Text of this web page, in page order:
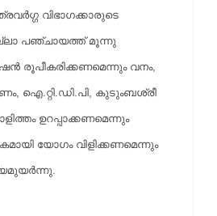
വിഭാഗക്കാരുടെ
പഞ്ചായത്ത് മൂന്നു
രൂപീകരിക്കണമെന്നും വനം,
ഐ.റ്റി.ഡി.പി, കുടുംബശ്രീ
ഉറപ്പാക്കണമെന്നും
യോഗം വിളിക്കണമെന്നും